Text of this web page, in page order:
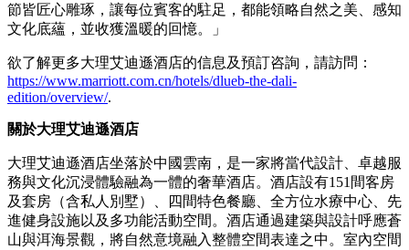
節皆匠心雕琢，讓每位賓客的駐足，都能領略自然之美、感知
文化底蘊，並收獲溫暖的回憶。」
欲了解更多大理艾迪遜酒店的信息及預訂咨詢，請訪問：
https://www.marriott.com.cn/hotels/dlueb-the-dali-
edition/overview/.
關於大理艾迪遜酒店
大理艾迪遜酒店坐落於中國雲南，是一家將當代設計、卓越服
務與文化沉浸體驗融為一體的奢華酒店。酒店設有151間客房
及套房（含私人別墅）、四間特色餐廳、全方位水療中心、先
進健身設施以及多功能活動空間。酒店通過建築與設計呼應蒼
山與洱海景觀，將自然意境融入整體空間表達之中。室內空間